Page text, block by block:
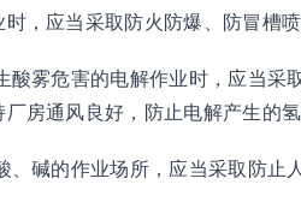
，应当采取防火防爆、防冒槽
酸雾危害的电解作业时，应当采
房通风良好，防止电解产生的
、碱的作业场所，应当采取防止